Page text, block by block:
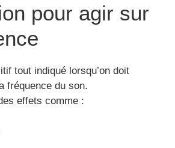
pour agir sur
tout indiqué lorsqu’on doit
fréquence du son.
effets comme :